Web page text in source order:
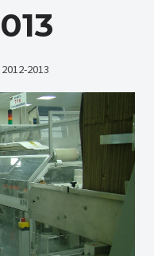
2013